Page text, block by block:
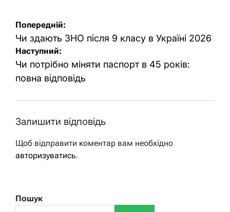
Навігація
записів
Попередній:
Чи здають ЗНО після 9 класу в Україні 2026
Наступний:
Чи потрібно міняти паспорт в 45 років:
повна відповідь
Залишити відповідь
Щоб відправити коментар вам необхідно
авторизуватись.
Пошук